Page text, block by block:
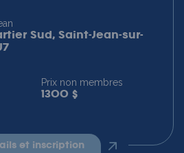
Sud, Saint-Jean-sur-
Prix non membres
1300 $
et inscription